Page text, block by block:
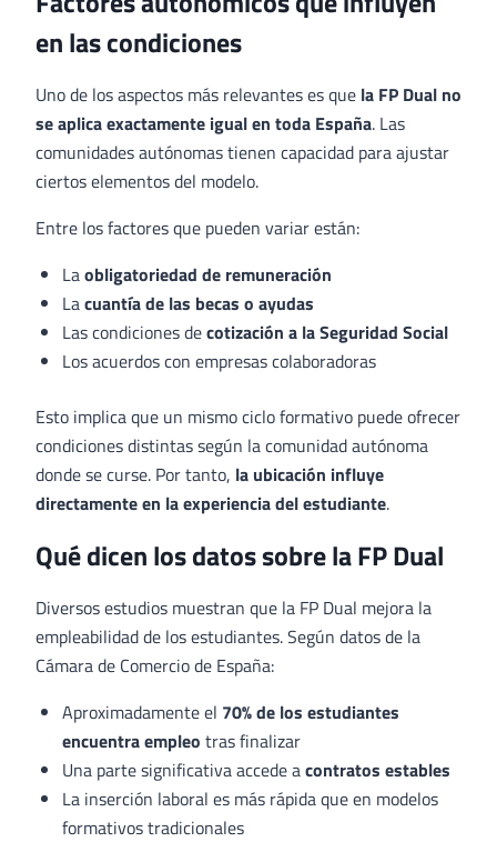
en las condiciones
Uno de los aspectos más relevantes es que la FP Dual no
se aplica exactamente igual en toda España. Las
comunidades autónomas tienen capacidad para ajustar
ciertos elementos del modelo.
Entre los factores que pueden variar están:
Laobligatoriedad de remuneración
Lacuantía de las becas o ayudas
Las condiciones decotización a la Seguridad Social
Los acuerdos con empresas colaboradoras
Esto implica que un mismo ciclo formativo puede ofrecer
condiciones distintas según la comunidad autónoma
donde se curse. Por tanto, la ubicación influye
directamente en la experiencia del estudiante.
Qué dicen los datos sobre la FP Dual
Diversos estudios muestran que la FP Dual mejora la
empleabilidad de los estudiantes. Según datos de la
Cámara de Comercio de España:
Aproximadamente el 70% de los estudiantes
encuentra empleo tras finalizar
Una parte significativa accede acontratos estables
La inserción laboral es más rápida que en modelos
formativos tradicionales